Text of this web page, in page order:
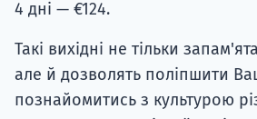
4 дні — €124.
Такі вихідні не тільки
але й дозволять поліпшити
познайомитись з культурою